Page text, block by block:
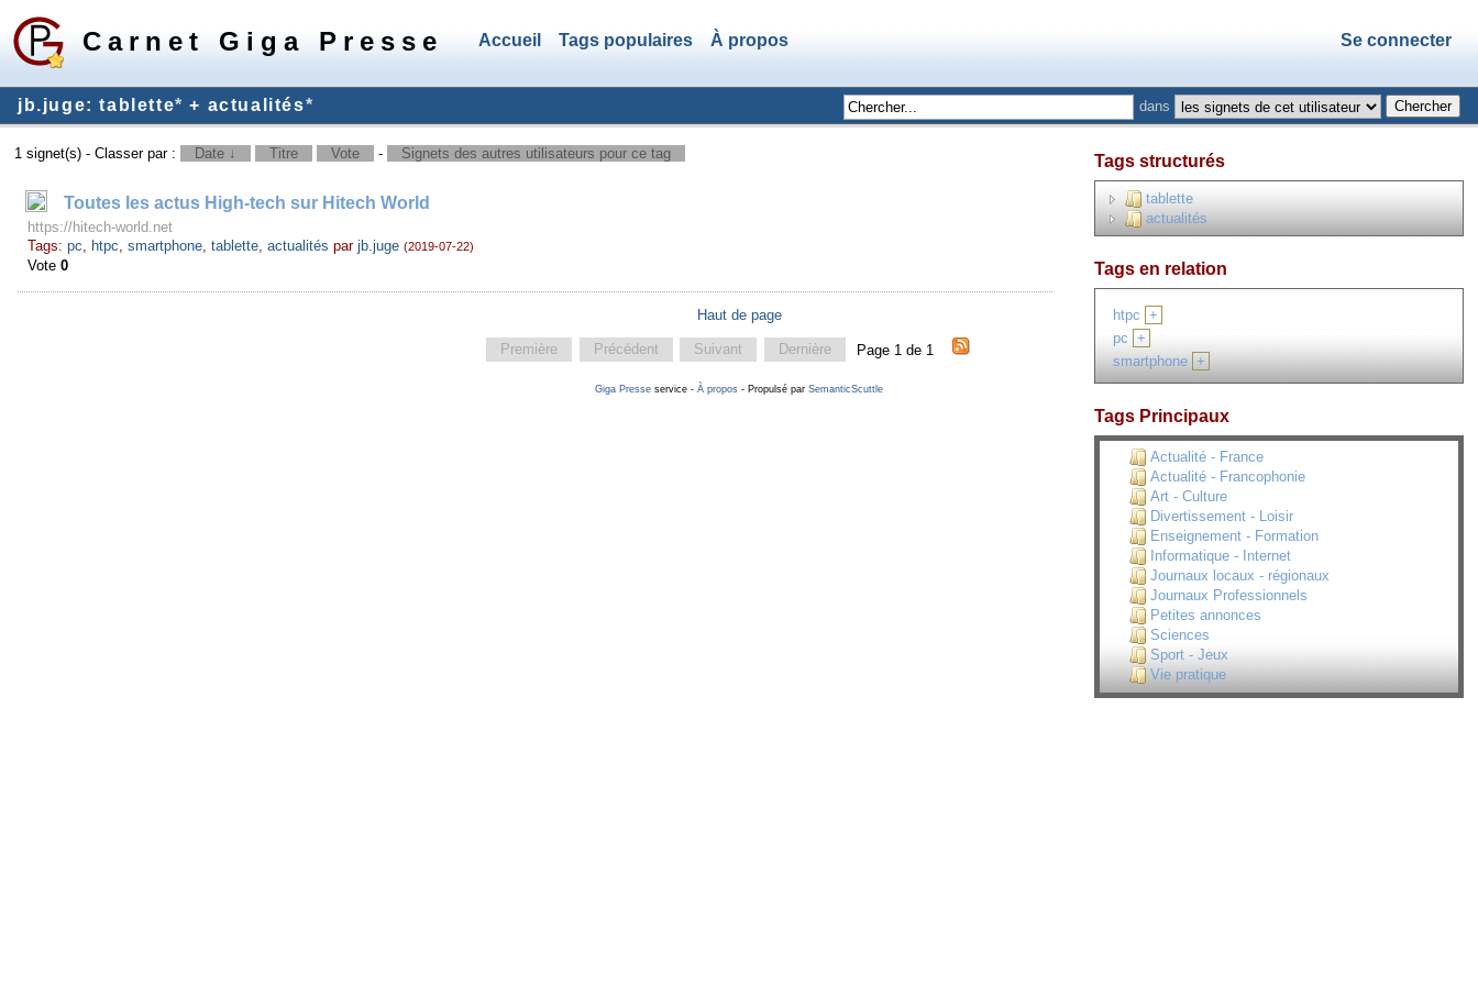
Carnet Giga Presse Accueil Tags populaires À propos Se connecter
jb.juge: tablette* + actualités* dans
1 signet(s) - Classer par : Date ↓ Titre Vote - Signets des autres utilisateurs pour ce tag
Toutes les actus High-tech sur Hitech World
https://hitech-world.net
Tags:pc, htpc,smartphone,tablette,actualités parjb.juge (2019-07-22)
Vote0
Haut de page
Première Précédent Suivant Dernière Page 1 de 1
Tags structurés
tablette
actualités
Tags en relation
htpc +
pc +
smartphone +
Tags Principaux
Actualité - France
Actualité - Francophonie
Art - Culture
Divertissement - Loisir
Enseignement - Formation
Informatique - Internet
Journaux locaux - régionaux
Journaux Professionnels
Petites annonces
Sciences
Sport - Jeux
Vie pratique
Giga Presse service - À propos - Propulsé par SemanticScuttle